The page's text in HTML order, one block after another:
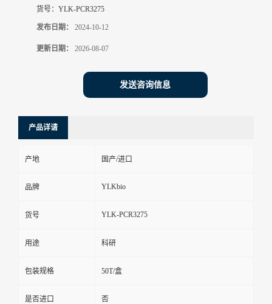
货号： YLK-PCR3275
发布日期： 2024-10-12
更新日期： 2026-08-07
发送咨询信息
产品详请
产地 国产/进口
品牌 YLKbio
货号 YLK-PCR3275
用途 科研
包装规格 50T/盒
是否进口 否